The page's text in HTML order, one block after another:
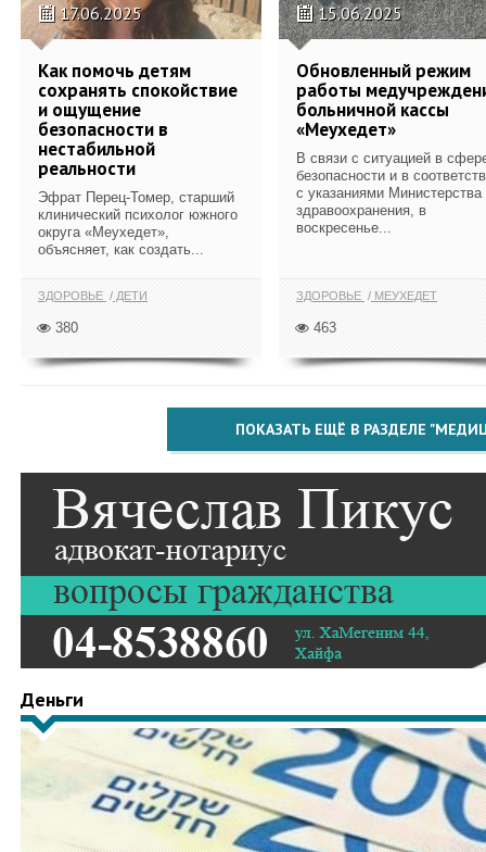
17.06.2025
Как помочь детям
сохранять спокойствие
и ощущение
безопасности в
нестабильной
реальности
Эфрат Перец-Томер, старший
клинический психолог южного
округа «Меухедет»,
объясняет, как создать...
ЗДОРОВЬЕ ДЕТИ
380
15.06.2025
Обновленный режим
работы
больничной кассы
«Меухедет»
В связи с ситуацией в
безопасности и в
с указаниями Министерства
здравоохранения, в
воскресенье...
ЗДОРОВЬЕ МЕУХЕДЕТ
463
ПОКАЗАТЬ ЕЩЁ В РАЗДЕЛЕ
Деньги